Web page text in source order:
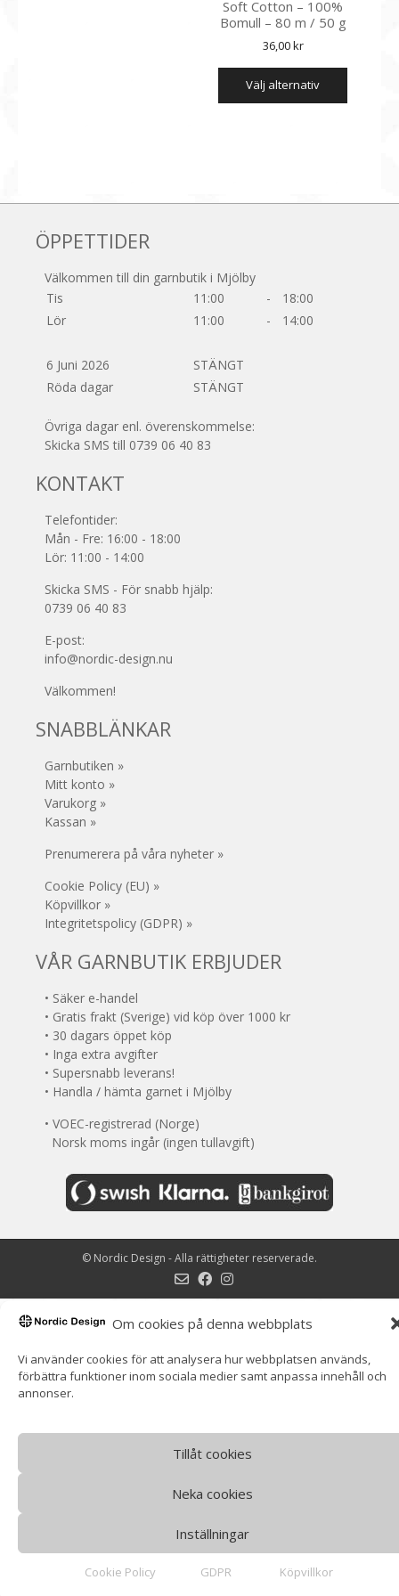
Om cookies på denna webbplats
Vi använder cookies för att analysera hur webbplatsen används,
förbättra funktioner inom sociala medier samt anpassa innehåll och
annonser.
Tillåt cookies
Neka cookies
Inställningar
Cookie Policy
Soft Cotton – 100%
Bomull – 80 m / 50 g
36,00kr
välj alternativ
Den
olika
ÖPPETTIDER
Välkommen till din garnbutik i Mjölby
Tis
11:00 -
18:00
Lör
11:00 - 14:00
6 Juni 2026
STÄNGT
Röda dagar
STÄNGT
Övriga dagar enl. överenskommelse:
Skicka SMS till 0739 06 40 83
KONTAKT
Telefontider:
Mån - Fre: 16:00 - 18:00
Lör: 11:00 - 14:00
Skicka SMS - För snabb hjälp:
0739 06 40 83
E-post:
info@nordic-design.nu
Välkommen!
SNABBLÄNKAR
Garnbutiken »
Mitt konto »
Varukorg »
Kassan »
Prenumerera på våra nyheter »
Cookie Policy (EU) »
Köpvillkor »
Integritetspolicy (GDPR) »
VÅR GARNBUTIK ERBJUDER
• Säker e-handel
• Gratis frakt (Sverige) vid köp över 1000 kr
• 30 dagars öppet köp
• Inga extra avgifter
• Supersnabb leverans!
• Handla / hämta garnet i Mjölby
• VOEC-registrerad (Norge)
Norsk moms ingår (ingen tullavgift)
© Nordic Design - Alla rättigheter reserverade.